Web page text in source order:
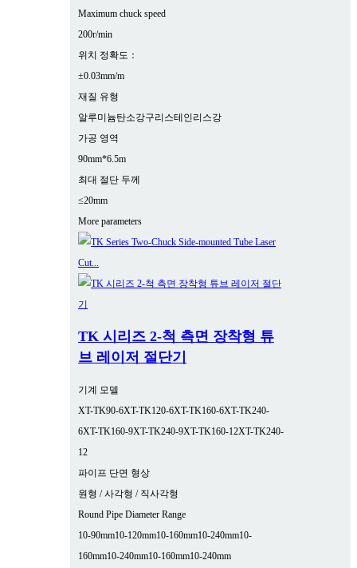
Maximum chuck speed
200r/min
위치 정확도：
±0.03mm/m
재질 유형
알루미늄탄소강구리스테인리스강
가공 영역
90mm*6.5m
최대 절단 두께
≤20mm
More parameters
TK 시리즈 2-척 측면 장착형 튜
브 레이저 절단기
기계 모델
XT-TK90-6XT-TK120-6XT-TK160-6XT-TK240-
6XT-TK160-9XT-TK240-9XT-TK160-12XT-TK240-
12
파이프 단면 형상
원형 / 사각형 / 직사각형
Round Pipe Diameter Range
10-90mm10-120mm10-160mm10-240mm10-
160mm10-240mm10-160mm10-240mm